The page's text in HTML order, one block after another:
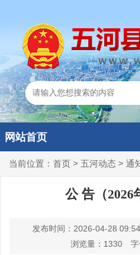
网站首页
当前位置： 首页 > 五河动态 > 通
公 告（2026
发布时间：2026-04-28 09:54
浏览量： 1330 字